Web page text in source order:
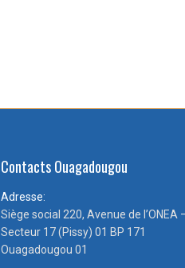
Contacts Ouagadougou
Adresse:
Siège social 220, Avenue de l’ONEA
Secteur 17 (Pissy) 01 BP 171
Ouagadougou 01